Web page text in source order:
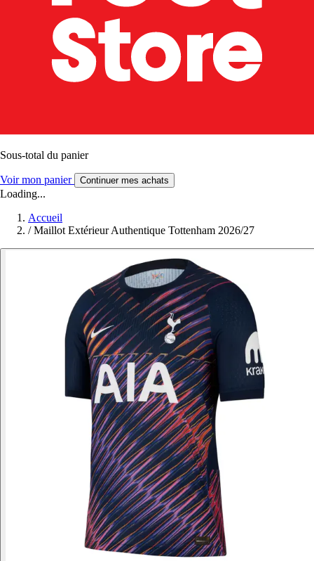
Sous-total du panier
Voir mon panier Continuer mes achats
Loading...
Accueil
/ Maillot Extérieur Authentique Tottenham 2026/27